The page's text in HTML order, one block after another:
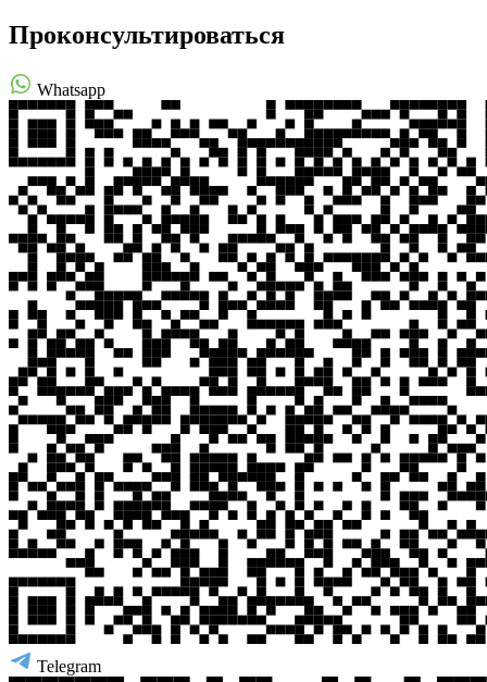
Проконсультироваться
Whatsapp
Telegram